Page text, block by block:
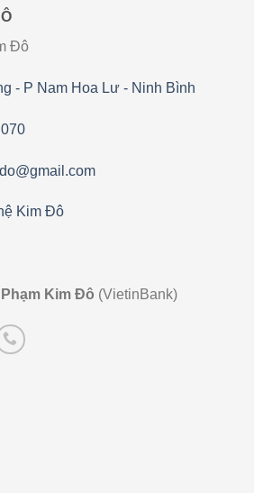
Đô
- P Nam Hoa Lư - Ninh Bình
Kim Đô
Phạm Kim Đô (VietinBank)